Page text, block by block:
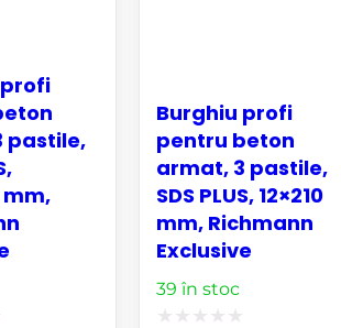
pastile,
mm,
Burghiu profi
pentru beton
armat, 3 pastile,
SDS PLUS, 12×210
mm, Richmann
Exclusive
39 în stoc